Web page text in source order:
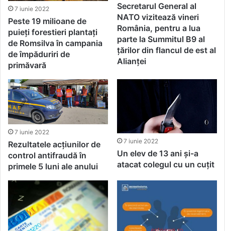
7 iunie 2022
Peste 19 milioane de
puieți forestieri plantați
de Romsilva în campania
de împăduriri de
primăvară
Secretarul General al
NATO vizitează vineri
România, pentru a lua
parte la Summitul B9 al
țărilor din flancul de est al
Alianței
7 iunie 2022
Rezultatele acțiunilor de
control antifraudă în
primele 5 luni ale anului
7 iunie 2022
Un elev de 13 ani și-a
atacat colegul cu un cuțit